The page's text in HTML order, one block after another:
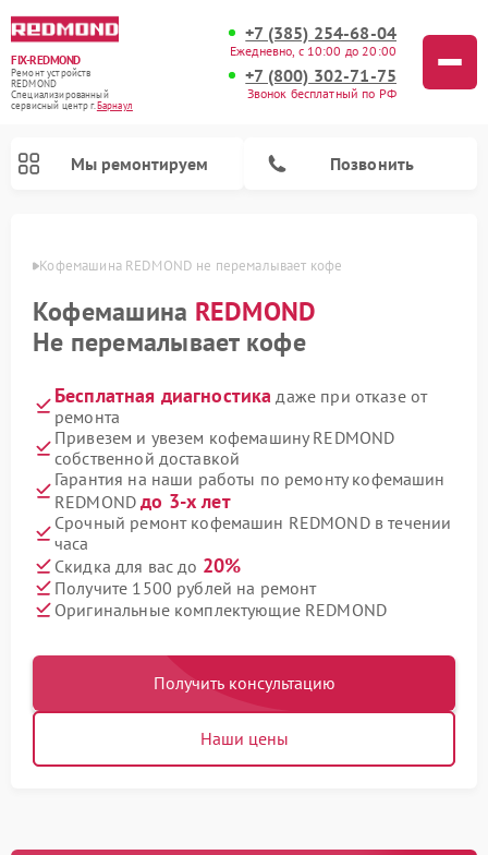
FIX-REDMOND
Ремонт устройств
REDMOND
Специализированный
cервисный центр г.Барнаул
+7 (385) 254-68-04
Ежедневно, с 10:00 до 20:00
+7 (800) 302-71-75
Звонок бесплатный по РФ
Мы ремонтируем Позвонить
Кофемашина REDMOND не перемалывает кофе
Кофемашина REDMOND
Не перемалывает кофе
Бесплатная диагностика даже при отказе от
ремонта
Привезем и увезем кофемашину REDMOND
собственной доставкой
Гарантия на наши работы по ремонту кофемашин
REDMONDдо 3-х лет
Срочный ремонт кофемашин REDMOND в течении
часа
Скидка для вас до 20%
Получите 1500 рублей на ремонт
Оригинальные комплектующие REDMOND
Получить консультацию
Наши цены